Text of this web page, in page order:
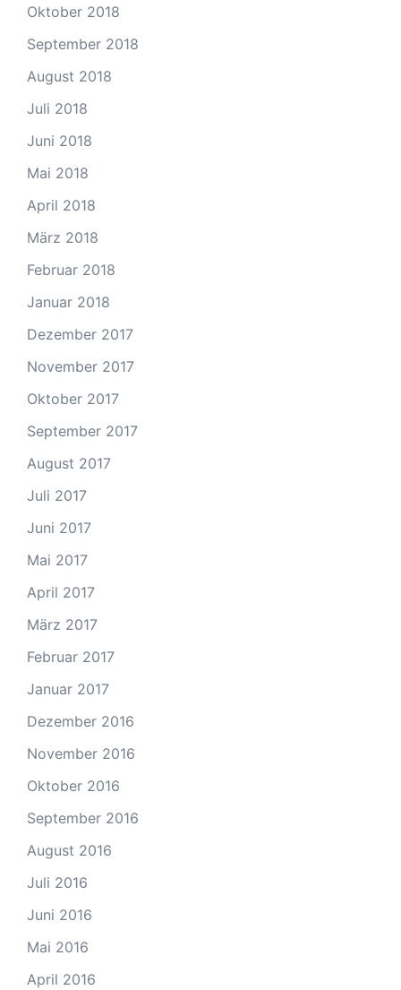
Oktober 2018
September 2018
August 2018
Juli 2018
Juni 2018
Mai 2018
April 2018
März 2018
Februar 2018
Januar 2018
Dezember 2017
November 2017
Oktober 2017
September 2017
August 2017
Juli 2017
Juni 2017
Mai 2017
April 2017
März 2017
Februar 2017
Januar 2017
Dezember 2016
November 2016
Oktober 2016
September 2016
August 2016
Juli 2016
Juni 2016
Mai 2016
April 2016